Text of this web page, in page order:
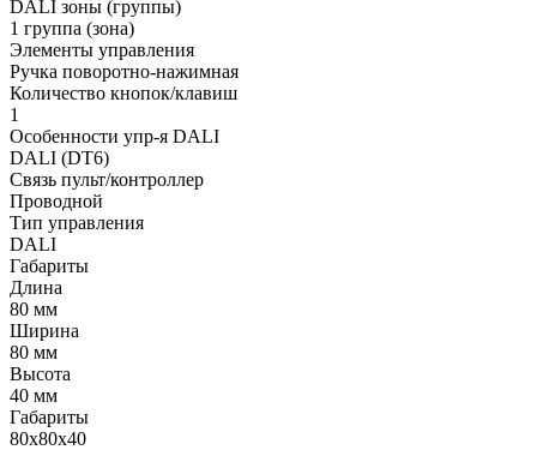
DALI зоны (группы)
1 группа (зона)
Элементы управления
Ручка поворотно-нажимная
Количество кнопок/клавиш
1
Особенности упр-я DALI
DALI (DT6)
Связь пульт/контроллер
Проводной
Тип управления
DALI
Габариты
Длина
80 мм
Ширина
80 мм
Высота
40 мм
Габариты
80х80х40